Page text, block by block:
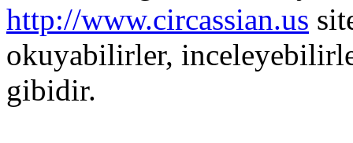
http://www.circassian.us
okuyabilirler,
gibidir.